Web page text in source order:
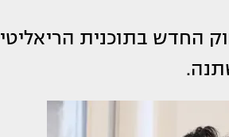
החדש בתוכנית הריאליטי